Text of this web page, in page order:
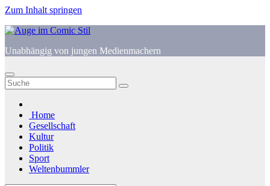
Zum Inhalt springen
Unabhängig von jungen Medienmachern
Home
Gesellschaft
Kultur
Politik
Sport
Weltenbummler